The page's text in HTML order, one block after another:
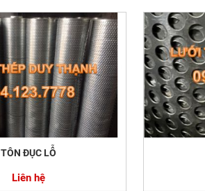
TÔN ĐỤC LỖ
Liên hệ